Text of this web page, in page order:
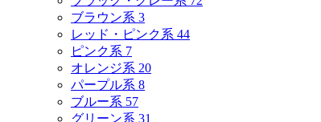
ブラウン系 3
レッド・ピンク系 44
ピンク系 7
オレンジ系 20
パープル系 8
ブルー系 57
グリーン系 31